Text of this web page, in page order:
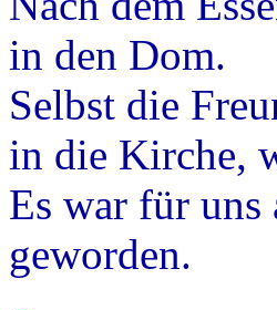
in den Dom.
Selbst die
in die Kirche,
Es war für uns
geworden.